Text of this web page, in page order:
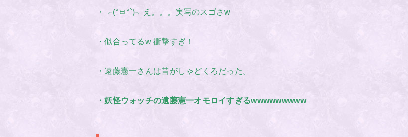
・╭(°ㅂ°`)╮え。。。実写のスゴさw
・似合ってるw 衝撃すぎ！
・遠藤憲一さんは昔がしゃどくろだった。
・妖怪ウォッチの遠藤憲一オモロイすぎるwwwwwwwww